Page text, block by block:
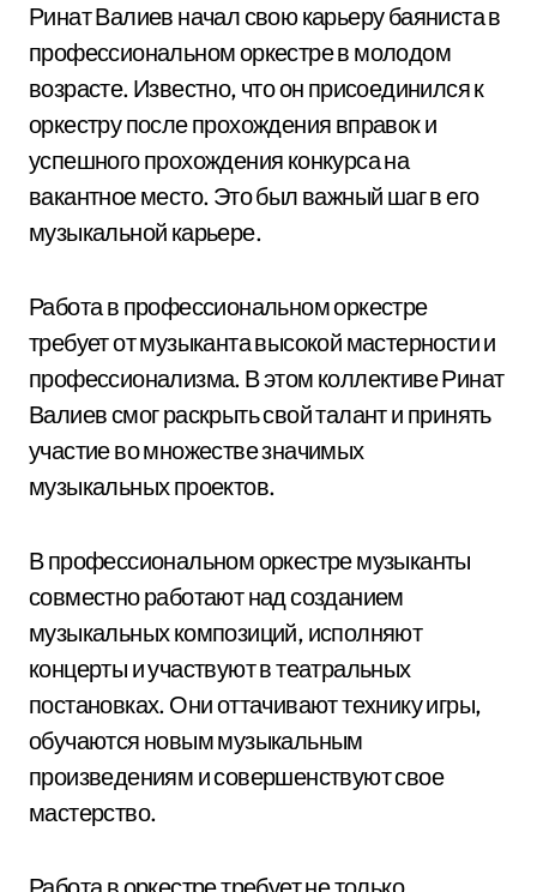
Ринат Валиев начал свою карьеру баяниста в
профессиональном оркестре в молодом
возрасте. Известно, что он присоединился к
оркестру после прохождения вправок и
успешного прохождения конкурса на
вакантное место. Это был важный шаг в его
музыкальной карьере.
Работа в профессиональном оркестре
требует от музыканта высокой мастерности и
профессионализма. В этом коллективе Ринат
Валиев смог раскрыть свой талант и принять
участие во множестве значимых
музыкальных проектов.
В профессиональном оркестре музыканты
совместно работают над созданием
музыкальных композиций, исполняют
концерты и участвуют в театральных
постановках. Они оттачивают технику игры,
обучаются новым музыкальным
произведениям и совершенствуют свое
мастерство.